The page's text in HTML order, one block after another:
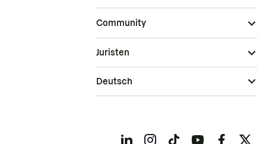
Community
Juristen
Deutsch